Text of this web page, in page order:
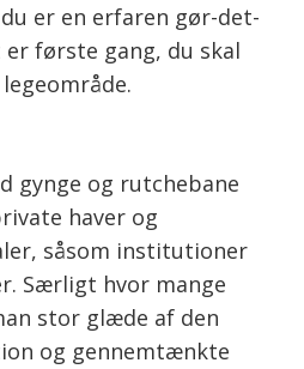
er en erfaren gør-det-
første gang, du skal
gynge og rutchebane
haver og
såsom institutioner
Særligt hvor mange
stor glæde af den
og gennemtænkte